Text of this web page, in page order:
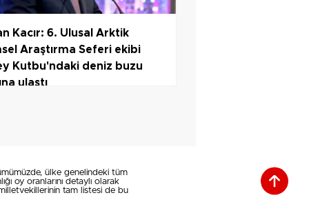
Kacır: 6. Ulusal Arktik
Araştırma Seferi ekibi
Kutbu'ndaki deniz buzu
ulaştı
ülke genelindeki tüm
oy oranlarını detaylı olarak
tam listesi de bu